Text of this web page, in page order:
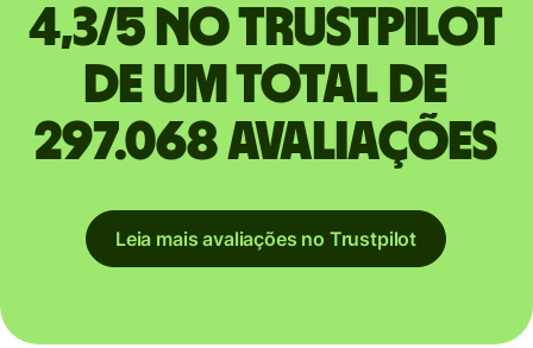
4,3/5 no Trustpilot
de um total de
297.068 avaliações
Leia mais avaliações no Trustpilot